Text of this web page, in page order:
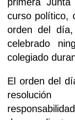
curso político,
orden del
celebrado
colegiado
El orden del